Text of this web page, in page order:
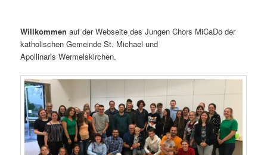
Willkommen auf der Webseite des Jungen Chors MiCaDo der
katholischen Gemeinde St. Michael und
Apollinaris Wermelskirchen.